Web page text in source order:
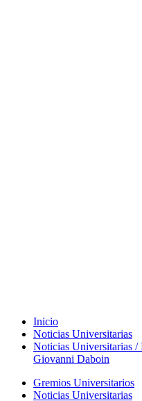
Inicio
Noticias Universitarias
Noticias Universitarias /
Giovanni Daboin
Gremios Universitarios
Noticias Universitarias